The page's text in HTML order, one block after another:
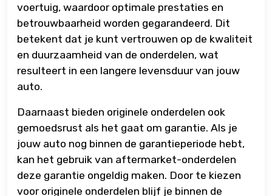
voertuig, waardoor optimale prestaties en
betrouwbaarheid worden gegarandeerd. Dit
betekent dat je kunt vertrouwen op de kwaliteit
en duurzaamheid van de onderdelen, wat
resulteert in een langere levensduur van jouw
auto.
Daarnaast bieden originele onderdelen ook
gemoedsrust als het gaat om garantie. Als je
jouw auto nog binnen de garantieperiode hebt,
kan het gebruik van aftermarket-onderdelen
deze garantie ongeldig maken. Door te kiezen
voor originele onderdelen blijf je binnen de